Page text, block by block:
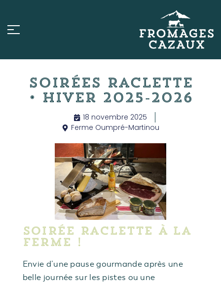
Soirées Raclette
• Hiver 2025-2026
18 novembre 2025
Ferme Oumpré-Martinou
Soirée Raclette à la
ferme !
Envie d’une pause gourmande après une
belle journée sur les pistes ou une